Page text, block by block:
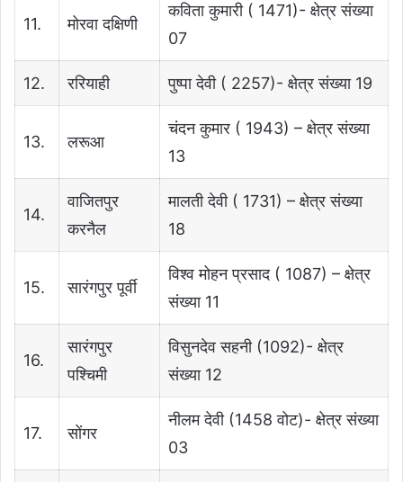
11. मोरवा दक्षिणी
कविता कुमारी ( 1471)- क्षेत्र संख्या
07
12. ररियाही पुष्पा देवी ( 2257)- क्षेत्र संख्या 19
13. लरूआ
चंदन कुमार ( 1943) – क्षेत्र संख्या
13
14.
वाजितपुर
करनैल
मालती देवी ( 1731) – क्षेत्र संख्या
18
15. सारंगपुर पूर्वी
विश्व मोहन प्रसाद ( 1087) – क्षेत्र
संख्या 11
16.
सारंगपुर
पश्चिमी
विसुनदेव सहनी (1092)- क्षेत्र
संख्या 12
17. सोंगर
नीलम देवी (1458 वोट)- क्षेत्र संख्या
03